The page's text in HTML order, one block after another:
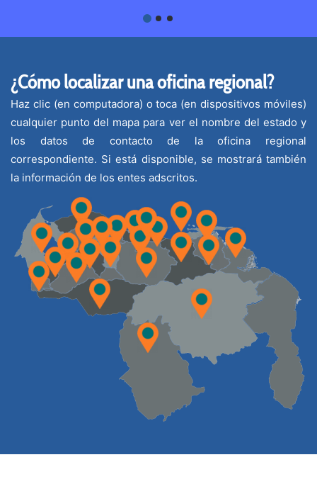
¿Cómo localizar una oficina regional?
Haz clic (en computadora) o toca (en dispositivos móviles)
cualquier punto del mapa para ver el nombre del estado y
los datos de contacto de la oficina regional
correspondiente. Si está disponible, se mostrará también
la información de los entes adscritos.